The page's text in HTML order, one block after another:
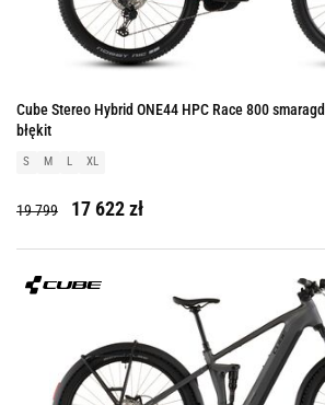
Cube Stereo Hybrid ONE44 HPC Race 800
błękit
S M L XL
19 799 17 622 zł